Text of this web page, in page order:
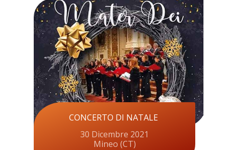
CONCERTO DI NATALE
30 Dicembre 2021
Mineo (CT)